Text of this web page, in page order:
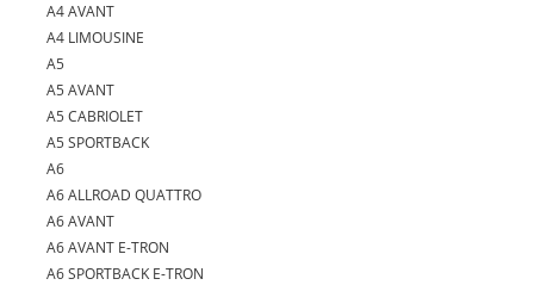
A4 AVANT
A4 LIMOUSINE
A5
A5 AVANT
A5 CABRIOLET
A5 SPORTBACK
A6
A6 ALLROAD QUATTRO
A6 AVANT
A6 AVANT E-TRON
A6 SPORTBACK E-TRON